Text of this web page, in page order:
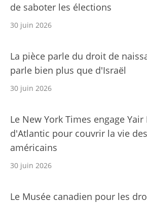
de saboter les élections
30 juin 2026
La pièce parle du droit de
parle bien plus que d'Israël
30 juin 2026
Le New York Times engage Yair
d'Atlantic pour couvrir la vie
américains
30 juin 2026
Le Musée canadien pour les